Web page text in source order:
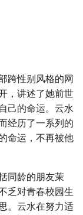
跨性别风格的网
，讲述了她前世
己的命运。云水
经历了一系列的
命运，不再被他
同龄的朋友茉
乏对青春校园生
。云水在努力适